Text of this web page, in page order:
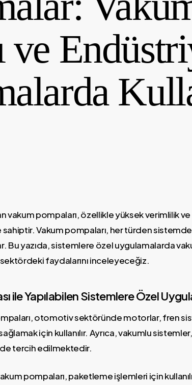
ve
vakum pompaları, özellikle yüksek verimlilik
Vakum pompaları, her türden
Bu yazıda, sistemlere özel uygulamalarda
sektördeki faydalarını inceleyeceğiz.
ile Yapılabilen Sistemlere Özel
otomotiv sektöründe motorlar, fren
için kullanılır. Ayrıca, vakumlu
tercih edilmektedir.
pompaları, paketleme işlemleri için